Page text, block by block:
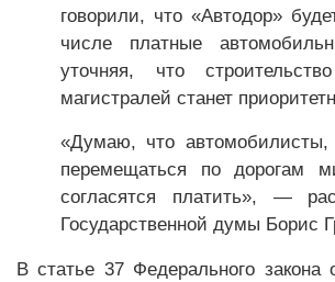
говорили, что «Автодор»
числе платные
уточняя, что
магистралей станет
«Думаю, что автомобилисты,
перемещаться по дорогам
согласятся платить», —
Государственной думы Борис
В статье 37 Федерального